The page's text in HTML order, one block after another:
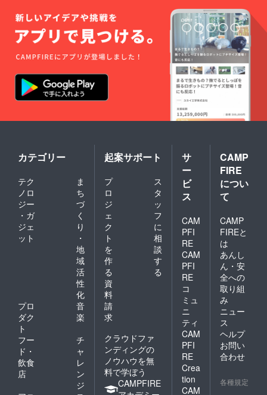
カテゴリー
テク
ノロ
ジー
・ガ
ジェ
ット
ま
ち
づ
く
り
・
地
域
活
性
化
プロ
ダク
ト
音
楽
フー
ド・
飲食
店
チ
ャ
レ
ン
ジ
起案サポート
プ
ロ
ジ
ェ
ク
ト
を
作
る
ス
タ
ッ
フ
に
相
談
す
る
資
料
請
求
クラウドファ
ンディングの
ノウハウを無
料で学ぼう
CAMPFIRE
サ
ー
ビ
ス
CAM
PFI
RE
CAM
PFI
RE
コ
ミュ
ニ
ティ
CAM
PFI
RE
Crea
tion
CAM
CAMP
FIRE
につい
て
CAMP
FIREと
は
あんし
ん・安
全への
取り組
み
ニュー
ス
ヘルプ
お問い
合わせ
各種規定